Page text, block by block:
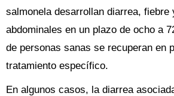
salmonela desarrollan diarrea, fiebre
abdominales en un plazo de ocho a
de personas sanas se recuperan en
tratamiento específico.
En algunos casos, la diarrea